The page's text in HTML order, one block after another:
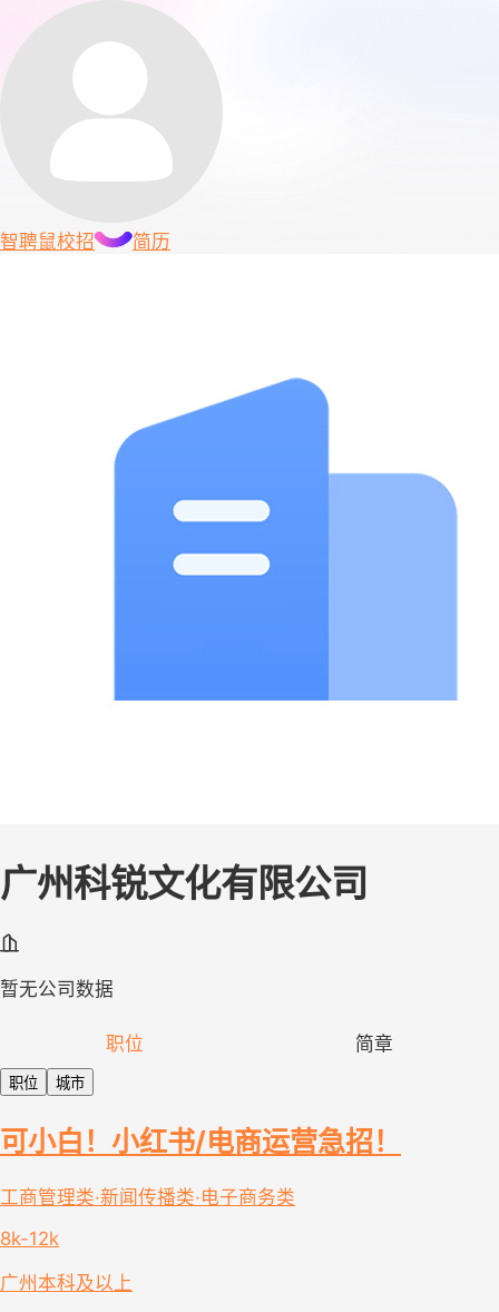
智聘鼠校招 简历
广州科锐文化有限公司
暂无公司数据
职位 简章
职位 城市
可小白！小红书/电商运营急招！
工商管理类·新闻传播类·电子商务类
8k-12k
广州 本科及以上